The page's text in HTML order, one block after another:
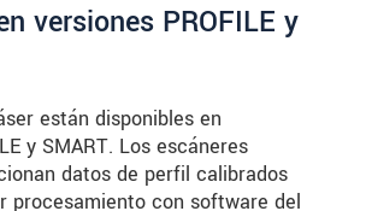
versiones PROFILE y
están disponibles en
y SMART. Los escáneres
datos de perfil calibrados
procesamiento con software del